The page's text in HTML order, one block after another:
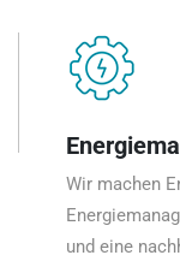
Wir machen
und eine